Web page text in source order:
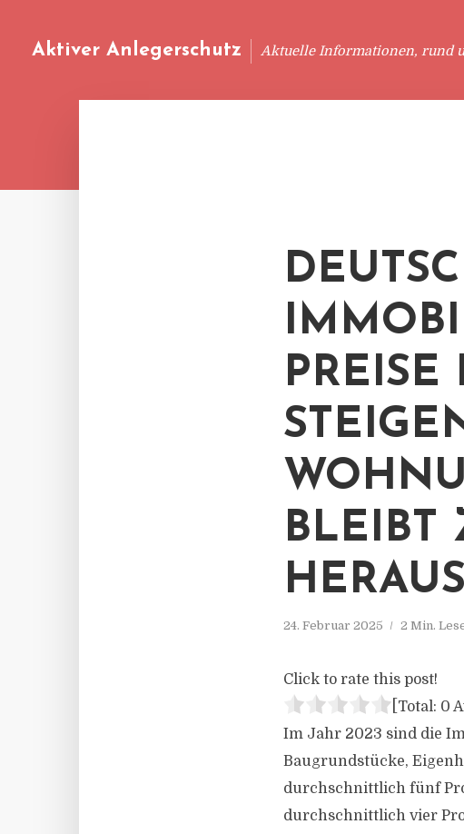
Aktiver Anlegerschutz Aktuelle Informationen, rund
BLEIBT
24. Februar 2025 2 Min.
Click to rate this post!
[Total: 0
Im Jahr 2023 sind die
Baugrundstücke,
durchschnittlich fünf
durchschnittlich vier